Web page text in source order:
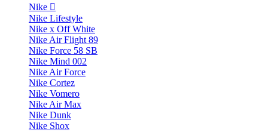
Nike
Nike Lifestyle
Nike x Off White
Nike Air Flight 89
Nike Force 58 SB
Nike Mind 002
Nike Air Force
Nike Cortez
Nike Vomero
Nike Air Max
Nike Dunk
Nike Shox